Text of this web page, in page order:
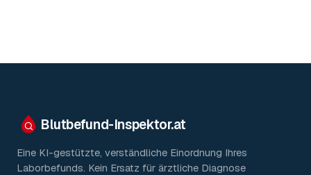
Blutbefund-Inspektor.at
Eine KI-gestützte, verständliche Einordnung Ihres
Laborbefunds. Kein Ersatz für ärztliche Diagnose